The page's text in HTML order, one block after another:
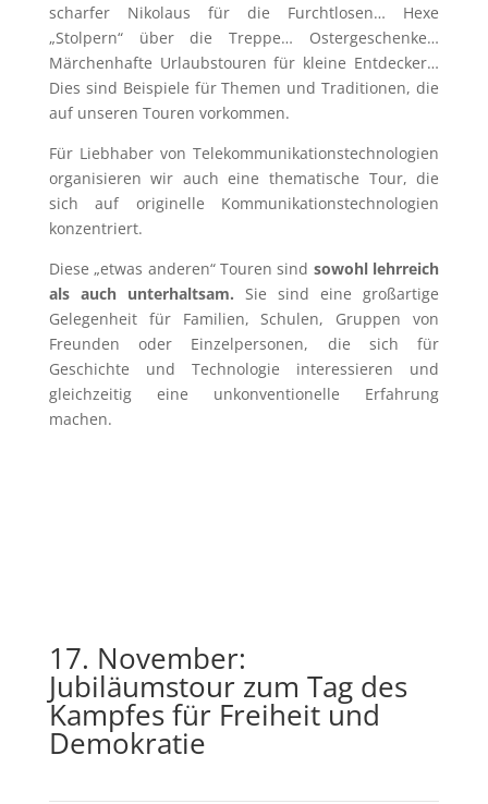
scharfer Nikolaus für die Furchtlosen… Hexe
„Stolpern“ über die Treppe… Ostergeschenke…
Märchenhafte Urlaubstouren für kleine Entdecker…
Dies sind Beispiele für Themen und Traditionen, die
auf unseren Touren vorkommen.
Für Liebhaber von Telekommunikationstechnologien
organisieren wir auch eine thematische Tour, die
sich auf originelle Kommunikationstechnologien
konzentriert.
Diese „etwas anderen“ Touren sind sowohl lehrreich
als auch unterhaltsam. Sie sind eine großartige
Gelegenheit für Familien, Schulen, Gruppen von
Freunden oder Einzelpersonen, die sich für
Geschichte und Technologie interessieren und
gleichzeitig eine unkonventionelle Erfahrung
machen.
17. November:
Jubiläumstour zum Tag des
Kampfes für Freiheit und
Demokratie